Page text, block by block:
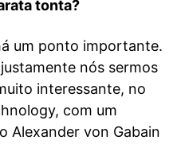
tonta?
um ponto importante.
nós sermos
interessante, no
com um
Alexander von Gabain